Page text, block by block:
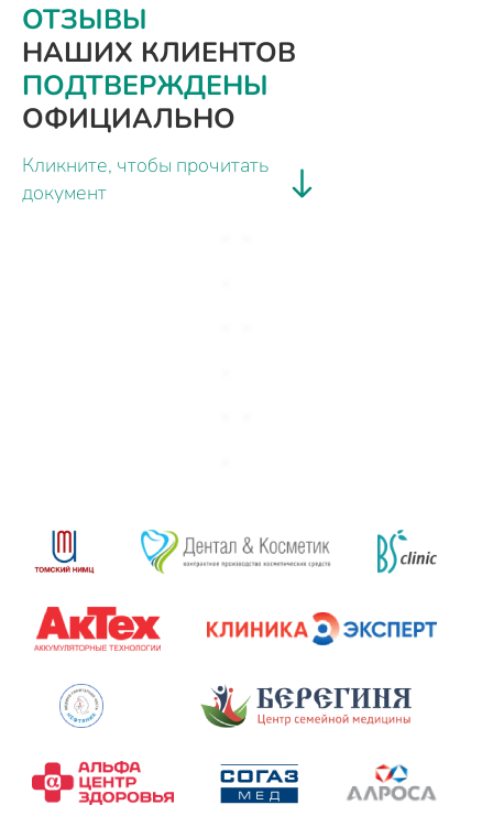
ОТЗЫВЫ
НАШИХ КЛИЕНТОВ
ПОДТВЕРЖДЕНЫ
ОФИЦИАЛЬНО
Кликните, чтобы прочитать
документ